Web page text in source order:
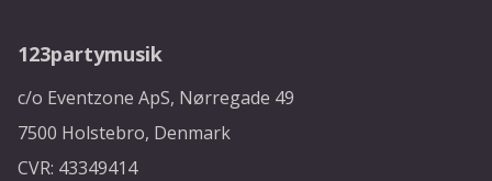
123partymusik
c/o Eventzone ApS, Nørregade 49
7500 Holstebro, Denmark
CVR: 43349414